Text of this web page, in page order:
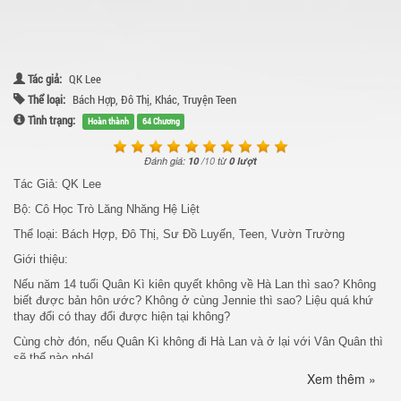
Tác giả: QK Lee
Thể loại: Bách Hợp, Đô Thị, Khác, Truyện Teen
Tình trạng:
Hoàn thành 64 Chương
Đánh giá: 10/10 từ0 lượt
Tác Giả: QK Lee
Bộ: Cô Học Trò Lăng Nhăng Hệ Liệt
Thể loại: Bách Hợp, Đô Thị, Sư Đồ Luyến, Teen, Vườn Trường
Giới thiệu:
Nếu năm 14 tuổi Quân Kì kiên quyết không về Hà Lan thì sao? Không
biết được bản hôn ước? Không ở cùng Jennie thì sao? Liệu quá khứ
thay đổi có thay đổi được hiện tại không?
Cùng chờ đón, nếu Quân Kì không đi Hà Lan và ở lại với Vân Quân thì
sẽ thế nào nhé!
Xem thêm »